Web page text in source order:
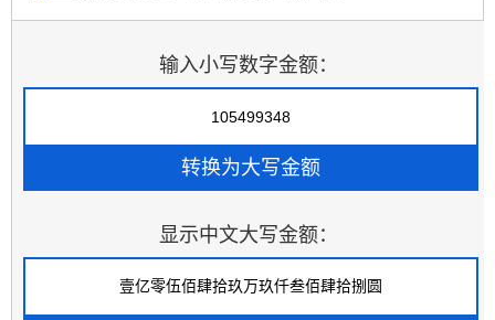
输入小写数字金额：
显示中文大写金额：